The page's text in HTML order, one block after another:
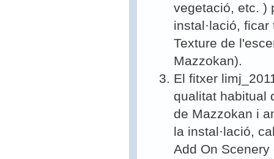
vegetació, etc. )
instal·lació,
Texture de
Mazzokan).
El fitxer
qualitat habitual
de Mazzokan i
la instal·lació,
Add On